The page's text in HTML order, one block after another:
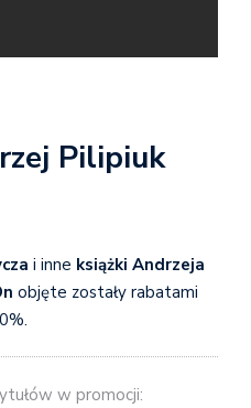
Pilipiuk
i inne książki Andrzeja
objęte zostały rabatami
w promocji: